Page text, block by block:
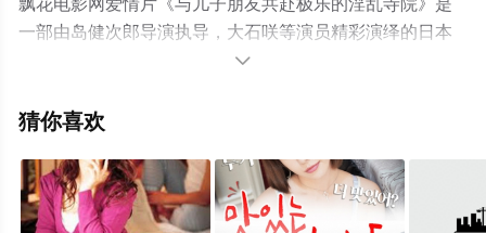
一部由岛健次郎导演执导，大石咲等演员精彩演绎的日本
电影，手机免费观看高清未删减完整版电影大全就上飘花
等平台了解。

猜你喜欢